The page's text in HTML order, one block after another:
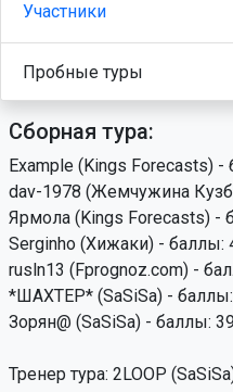
Участники
Пробные туры
Сборная тура:
Example (Kings Forecasts) -
dav-1978 (Жемчужина
Ярмола (Kings Forecasts) -
Serginho (Хижаки) - баллы:
rusln13 (Fprognoz.com) -
*ШАХТЕР* (SaSiSa) -
Зорян@ (SaSiSa) - баллы:
Тренер тура: 2LOOP